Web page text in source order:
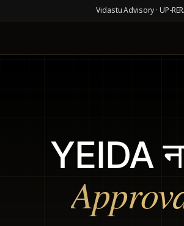
Vidastu Advisory · UP-
YEIDA